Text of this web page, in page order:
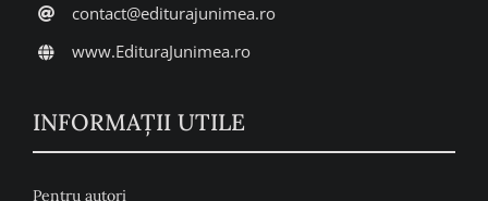
contact@editurajunimea.ro
www.EdituraJunimea.ro
INFORMAŢII UTILE
Pentru autori